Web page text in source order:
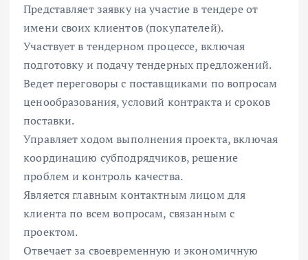
Представляет заявку на участие в тендере от
имени своих клиентов (покупателей).
Участвует в тендерном процессе, включая
подготовку и подачу тендерных предложений.
Ведет переговоры с поставщиками по вопросам
ценообразования, условий контракта и сроков
поставки.
Управляет ходом выполнения проекта, включая
координацию субподрядчиков, решение
проблем и контроль качества.
Является главным контактным лицом для
клиента по всем вопросам, связанным с
проектом.
Отвечает за своевременную и экономичную